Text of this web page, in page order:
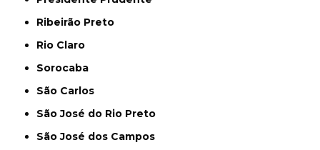
Ribeirão Preto
Rio Claro
Sorocaba
São Carlos
São José do Rio Preto
São José dos Campos